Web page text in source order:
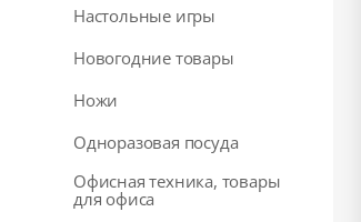
Настольные игры
Новогодние товары
Ножи
Одноразовая посуда
Офисная техника, товары
для офиса